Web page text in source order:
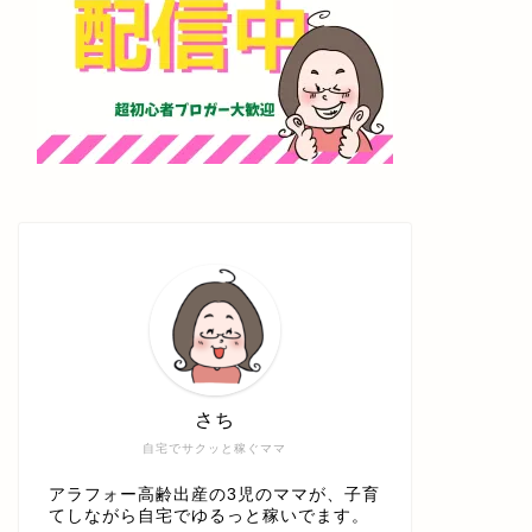
自宅でサクッと稼ぐママ
さち
アラフォー高齢出産の3児のママが、子育
てしながら自宅でゆるっと稼いでます。